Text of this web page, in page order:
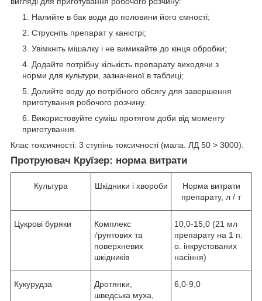
Налийте в бак води до половини його ємності;
Струсніть препарат у каністрі;
Увімкніть мішалку і не вимикайте до кінця обробки;
Додайте потрібну кількість препарату виходячи з
норми для культури, зазначеної в таблиці;
Долийте воду до потрібного обсягу для завершення
приготування робочого розчину.
Використовуйте суміш протягом доби від моменту
приготування.
Клас токсичності: 3 ступінь токсичності (мала. ЛД 50 > 3000).
Протруювач Круїзер: норма витрати
Культура Шкідники і хвороби
Норма витрати
препарату, л / т
Цукрові буряки
Комплекс
ґрунтових та
поверхневих
шкідників
10,0-15,0 (21 мл
препарату на 1 п.
о. інкрустованих
насіння)
Кукурудза
Дротянки,
шведська муха,
6,0-9,0